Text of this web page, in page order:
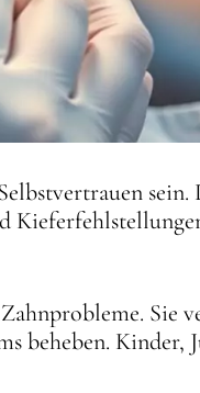
sein.
Sie
beheben. Kinder,